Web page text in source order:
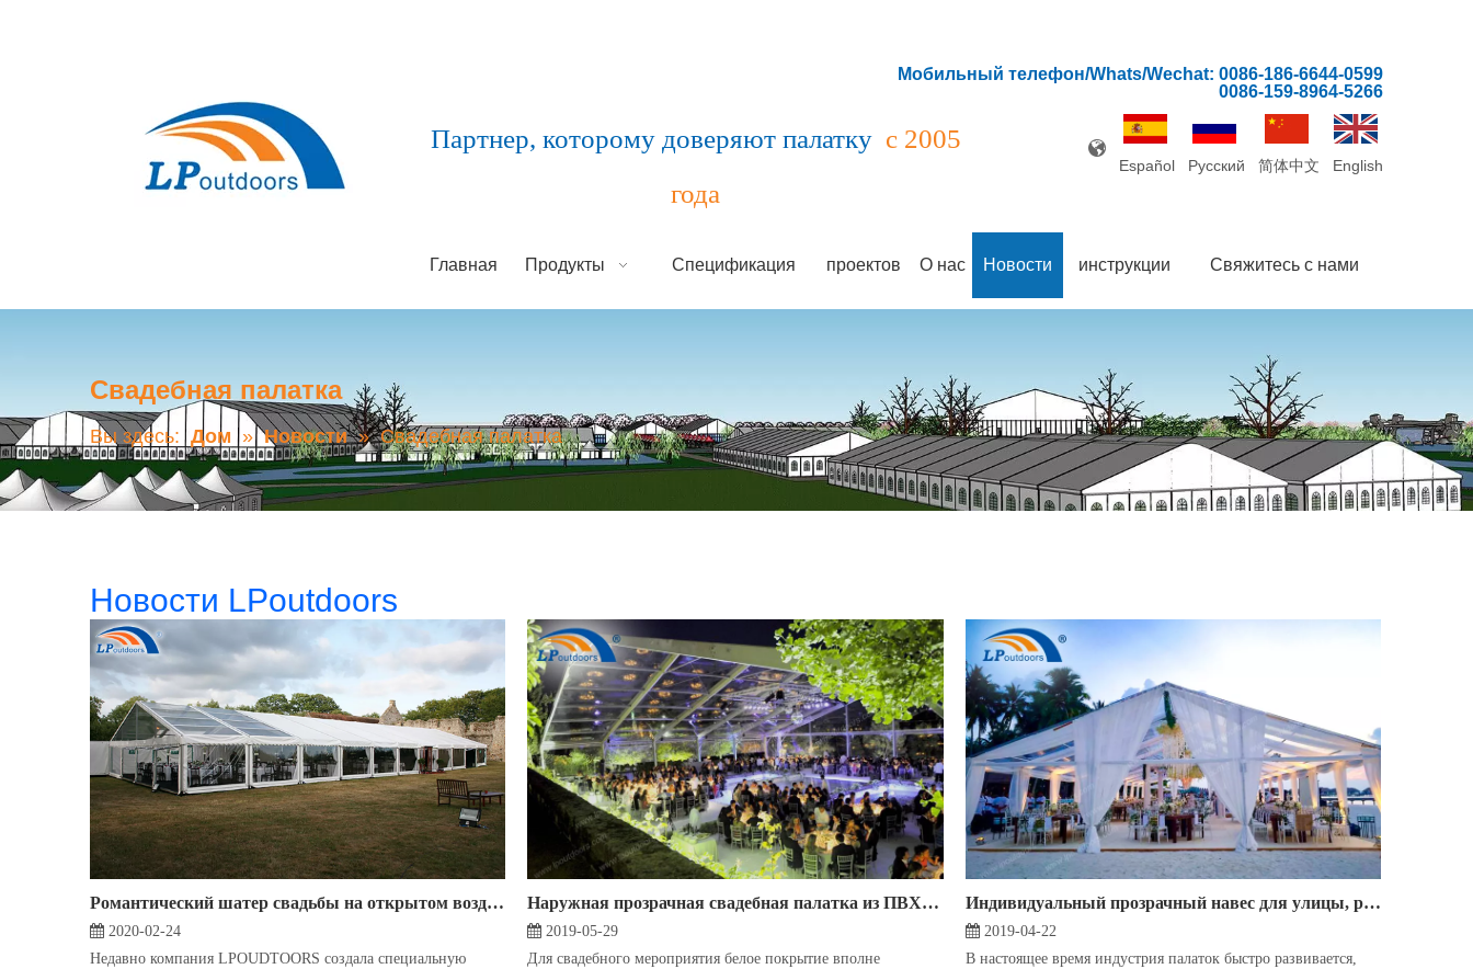
Мобильный телефон/Whats/Wechat: 0086-186-6644-0599
0086-159-8964-5266
Партнер, которому доверяют палаткус 2005
года
Español Pусский 简体中文 English
Главная Продукты Спецификация проектов О нас Новости инструкции Свяжитесь с нами
Свадебная палатка
Вы здесь: Дом » Новости » Свадебная палатка
Новости LPoutdoors
Романтический шатер свадьбы на открытом воздухе с прозрачной стеной
2020-02-24
Недавно компания LPOUDTOORS создала специальную
Наружная прозрачная свадебная палатка из ПВХ с прозрачным шатром подарит вам особенные впечатления от мероприятия
2019-05-29
Для свадебного мероприятия белое покрытие вполне
Индивидуальный прозрачный навес для улицы, роскошный свадебный шатер в саду приносит больше сюрпризов на вечеринку
2019-04-22
В настоящее время индустрия палаток быстро развивается,